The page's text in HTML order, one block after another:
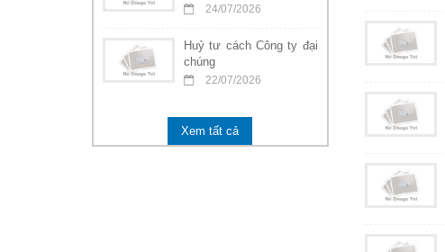
24/07/2026
Huỷ tư cách Công ty đại
chúng
22/07/2026
Xem tất cả